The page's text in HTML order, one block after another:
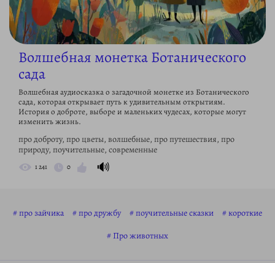
Волшебная монетка Ботанического
сада
Волшебная аудиосказка о загадочной монетке из Ботанического
сада, которая открывает путь к удивительным открытиям.
История о доброте, выборе и маленьких чудесах, которые могут
изменить жизнь.
про доброту, про цветы, волшебные, про путешествия, про
природу, поучительные, современные
1 241 0 🔊
про зайчика про дружбу поучительные сказки
короткие
Про животных